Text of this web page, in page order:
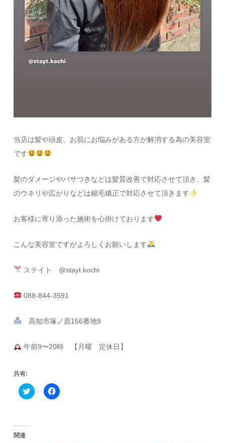
当店は髪や頭皮、お肌にお悩みがある方が解消する為の美容室
です
髪のダメージやパサつきなどは髪質改善で対応させて頂き、髪
のウネリや広がりなどは縮毛矯正で対応させて頂きます
お客様に寄り添った施術を心掛けております
こんな美容室ですがよろしくお願いします
ステイト @stayt.kochi
088-844-3591
高知市塚ノ原156番地9
午前9〜20時 【月曜 定休日】
共有:
Click
to
Facebook
で
関連